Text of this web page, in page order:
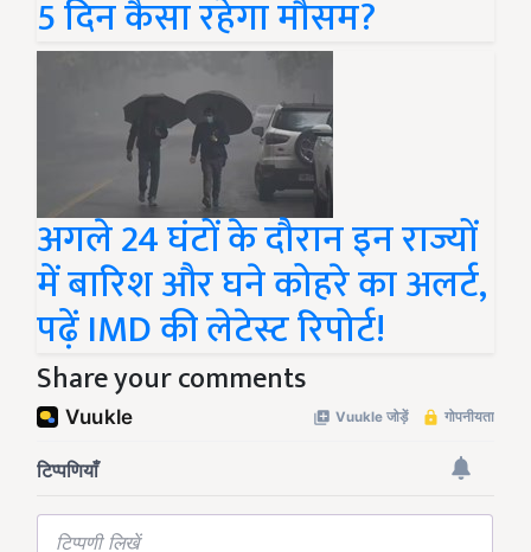
5 दिन कैसा रहेगा मौसम?
अगले 24 घंटों के दौरान इन राज्यों
में बारिश और घने कोहरे का अलर्ट,
पढ़ें IMD की लेटेस्ट रिपोर्ट!
Share your comments